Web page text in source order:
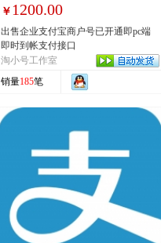
￥ 1200.00
出售企业支付宝商户号已开通即pc端
即时到帐支付接口
淘小号工作室
销量185笔